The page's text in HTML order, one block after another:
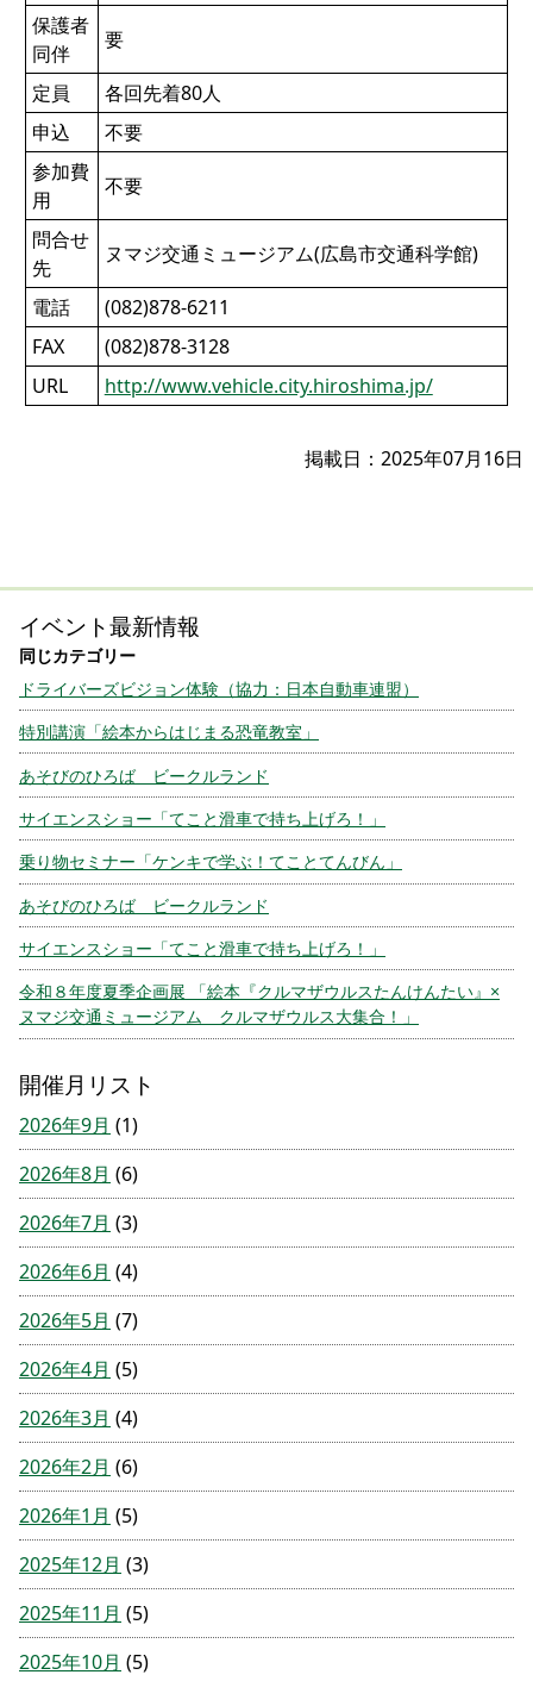
保護者
同伴
要
定員
各回先着80人
申込
不要
参加費
用
不要
問合せ
先
ヌマジ交通ミュージアム(広島市交通科学館)
電話
(082)878-6211
FAX
(082)878-3128
URL
http://www.vehicle.city.hiroshima.jp/
掲載日：2025年07月16日
イベント最新情報
ドライバーズビジョン体験（協力：日本自動車連盟）
特別講演「絵本からはじまる恐竜教室」
あそびのひろば ビークルランド
サイエンスショー「てこと滑車で持ち上げろ！」
乗り物セミナー「ケンキで学ぶ！てことてんびん」
あそびのひろば ビークルランド
サイエンスショー「てこと滑車で持ち上げろ！」
令和８年度夏季企画展 「絵本『クルマザウルスたんけんたい』×
ヌマジ交通ミュージアム クルマザウルス大集合！」
開催月リスト
2026年9月 (1)
2026年8月 (6)
2026年7月 (3)
2026年6月 (4)
2026年5月 (7)
2026年4月 (5)
2026年3月 (4)
2026年2月 (6)
2026年1月 (5)
2025年12月 (3)
2025年11月 (5)
2025年10月 (5)